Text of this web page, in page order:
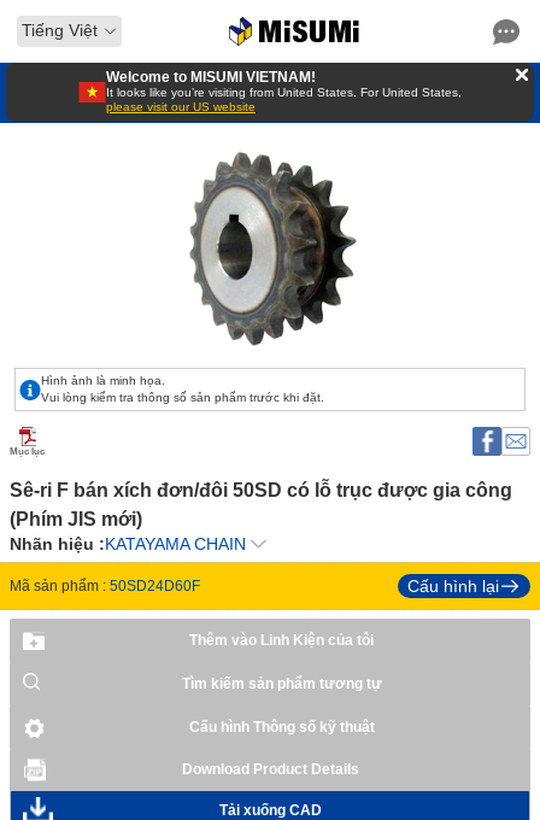
Tiếng Việt
Welcome to MISUMI VIETNAM!
It looks like you’re visiting from United States. For United States,
please visit our US website
Hình ảnh là minh họa.
Vui lòng kiểm tra thông số sản phẩm trước khi đặt.
Mục lục
Sê-ri F bán xích đơn/đôi 50SD có lỗ trục được gia công
(Phím JIS mới)
Nhãn hiệu :KATAYAMA CHAIN
Mã sản phẩm : 50SD24D60F Cấu hình lại
Thêm vào Linh Kiện của tôi
Tìm kiếm sản phẩm tương tự
Cấu hình Thông số kỹ thuật
Download Product Details
Tải xuống CAD